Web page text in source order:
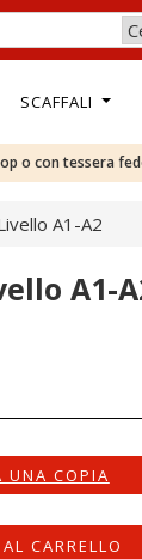
SCAFFALI
o con tessera
A1-A2
A1-
UNA COPIA
CARRELLO